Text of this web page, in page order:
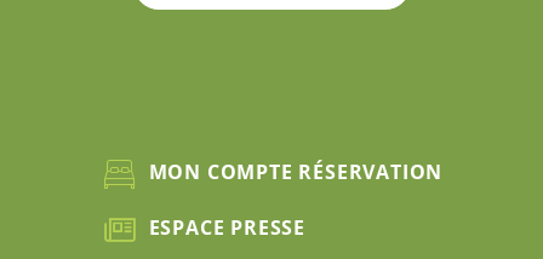
MON COMPTE RÉSERVATION
ESPACE PRESSE